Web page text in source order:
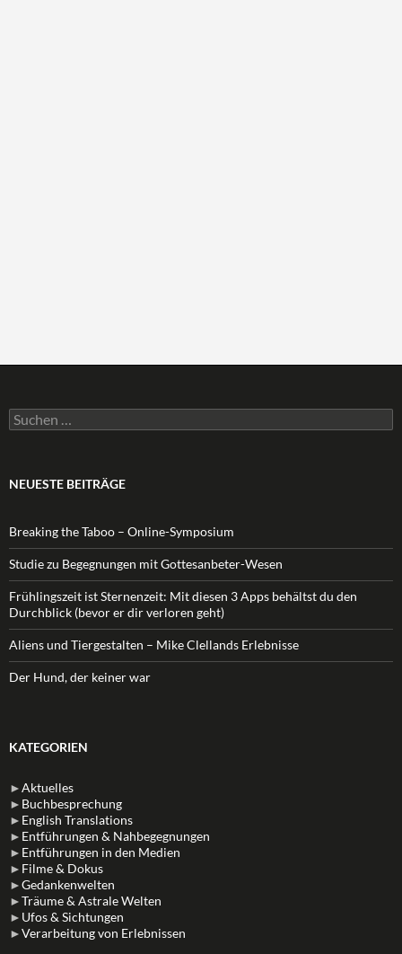
Suchen
nach:
NEUESTE BEITRÄGE
Breaking the Taboo – Online-Symposium
Studie zu Begegnungen mit Gottesanbeter-Wesen
Frühlingszeit ist Sternenzeit: Mit diesen 3 Apps behältst du den
Durchblick (bevor er dir verloren geht)
Aliens und Tiergestalten – Mike Clellands Erlebnisse
Der Hund, der keiner war
KATEGORIEN
►Aktuelles
► Buchbesprechung
► English Translations
► Entführungen & Nahbegegnungen
► Entführungen in den Medien
► Filme & Dokus
►Gedankenwelten
►Träume & Astrale Welten
► Ufos & Sichtungen
►Verarbeitung von Erlebnissen